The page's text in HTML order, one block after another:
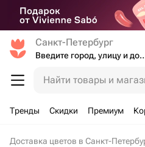
Санкт-Петербург
Введите город,
Найти товары и
Тренды Скидки Премиум
Доставка цветов в Санкт-